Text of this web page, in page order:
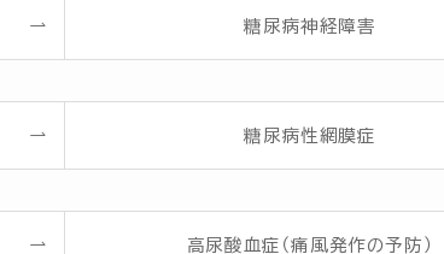
糖尿病神経障害
糖尿病性網膜症
高尿酸血症（痛風発作の予防）